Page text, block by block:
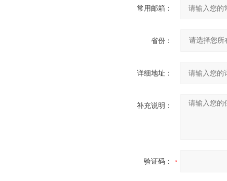
常用邮箱：
省份：
详细地址：
补充说明：
验证码：